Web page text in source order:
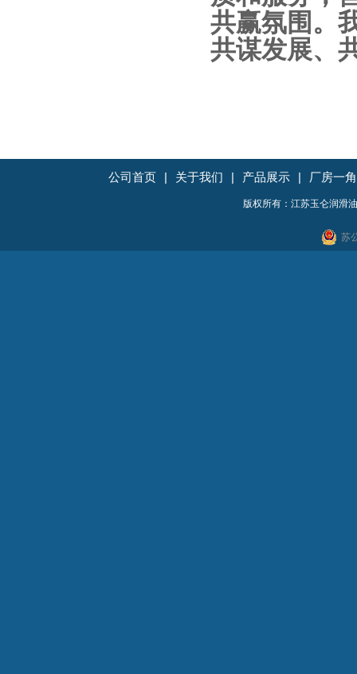
共赢氛围。
共谋发展、
公司首页 | 关于我们 | 产品展示 | 厂房一角
版权所有：江苏玉仑润滑
苏